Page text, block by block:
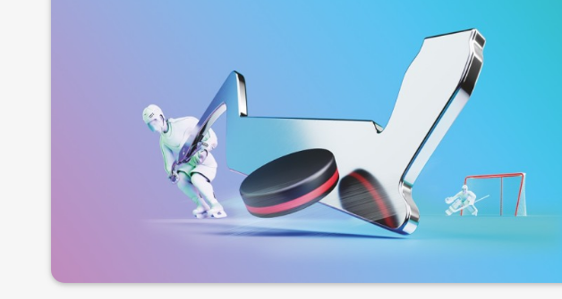
格罗茨-贝克特经编系统的所有组件都以相互协调的方式设计和制造，经编机针与
辅针之间的完美配合确保了均匀无瑕的经编过程。世界各地的机器制造商都将格
罗茨-贝克特视为值得信赖的发展合作伙伴和品质供应商。在这一专业知识的基础
上，我们持续不断地研发公司的产品系列。